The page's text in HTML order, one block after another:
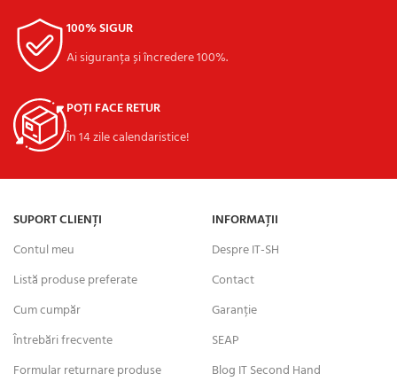
100% SIGUR
Ai siguranța și încredere 100%.
POȚI FACE RETUR
În 14 zile calendaristice!
SUPORT CLIENȚI
Contul meu
Listă produse preferate
Cum cumpăr
Întrebări frecvente
Formular returnare produse
INFORMAȚII
Despre IT-SH
Contact
Garanție
SEAP
Blog IT Second Hand